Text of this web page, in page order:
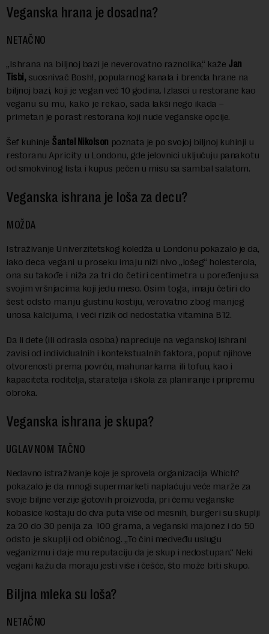
Veganska hrana je dosadna?
NETAČNO
„Ishrana na biljnoj bazi je neverovatno raznolika,“ kaže Jan
Tisbi, suosnivač Bosh!, popularnog kanala i brenda hrane na
biljnoj bazi, koji je vegan već 10 godina. Izlasci u restorane kao
veganu su mu, kako je rekao, sada lakši nego ikada –
primetan je porast restorana koji nude veganske opcije.
Šef kuhinje Šantel Nikolson poznata je po svojoj biljnoj kuhinji u
restoranu Apricity u Londonu, gde jelovnici uključuju panakotu
od smokvinog lista i kupus pečen u misu sa sambal salatom.
Veganska ishrana je loša za decu?
MOŽDA
Istraživanje Univerzitetskog koledža u Londonu pokazalo je da,
iako deca vegani u proseku imaju niži nivo „lošeg“ holesterola,
ona su takođe i niža za tri do četiri centimetra u poređenju sa
svojim vršnjacima koji jedu meso. Osim toga, imaju četiri do
šest odsto manju gustinu kostiju, verovatno zbog manjeg
unosa kalcijuma, i veći rizik od nedostatka vitamina B12.
Da li dete (ili odrasla osoba) napreduje na veganskoj ishrani
zavisi od individualnih i kontekstualnih faktora, poput njihove
otvorenosti prema povrću, mahunarkama ili tofuu, kao i
kapaciteta roditelja, staratelja i škola za planiranje i pripremu
obroka.
Veganska ishrana je skupa?
UGLAVNOM TAČNO
Nedavno istraživanje koje je sprovela organizacija Which?
pokazalo je da mnogi supermarketi naplaćuju veće marže za
svoje biljne verzije gotovih proizvoda, pri čemu veganske
kobasice koštaju do dva puta više od mesnih, burgeri su skuplji
za 20 do 30 penija za 100 grama, a veganski majonez i do 50
odsto je skuplji od običnog. „To čini medveđu uslugu
veganizmu i daje mu reputaciju da je skup i nedostupan.“ Neki
vegani kažu da moraju jesti više i češće, što može biti skupo.
Biljna mleka su loša?
NETAČNO